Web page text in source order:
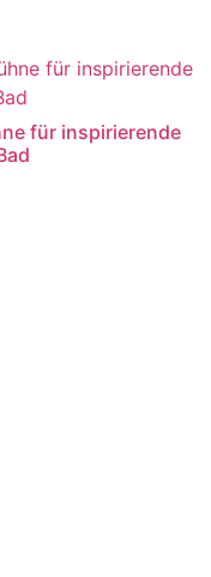
für inspirierende